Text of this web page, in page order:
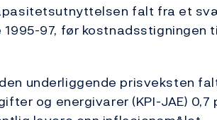
falt fra et
1995-97, før
underliggende prisveksten
og energivarer (KPI-JAE)